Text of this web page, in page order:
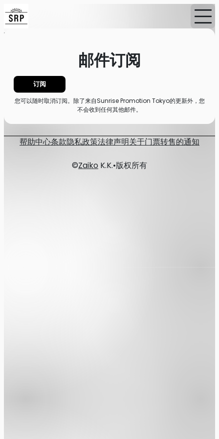
首页
邮件订阅
订阅
您可以随时取消订阅。除了来自Sunrise Promotion Tokyo的更新外，您
不会收到任何其他邮件。
帮助中心条款隐私政策法律声明关于门票转售的通知
©Zaiko K.K.•版权所有